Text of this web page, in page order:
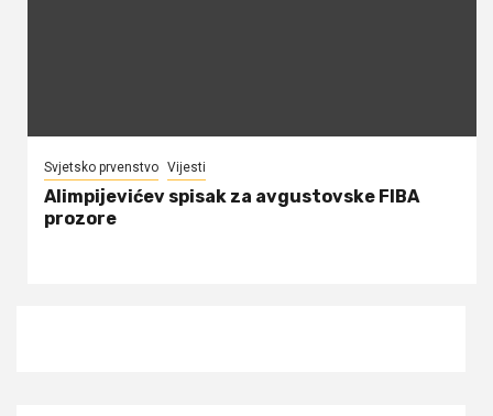
Svjetsko prvenstvo Vijesti
Alimpijevićev spisak za avgustovske FIBA
prozore